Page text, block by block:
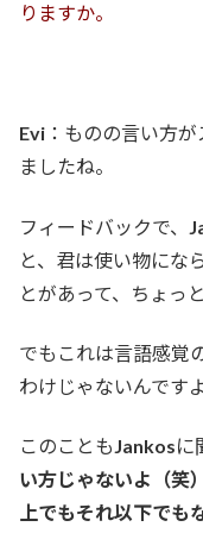
りますか。
Evi ：ものの言い方
ましたね。
フィードバックで、
と、君は使い物にな
とがあって、ちょっ
でもこれは言語感覚
わけじゃないんですよ
このこともJankosに
い方じゃないよ（笑
上でもそれ以下でも